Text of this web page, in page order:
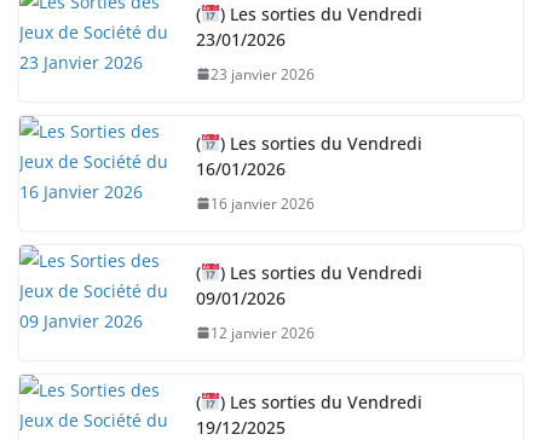
(
) Les sorties du Vendredi
23/01/2026
23 janvier 2026
(
) Les sorties du Vendredi
16/01/2026
16 janvier 2026
(
) Les sorties du Vendredi
09/01/2026
12 janvier 2026
(
) Les sorties du Vendredi
19/12/2025